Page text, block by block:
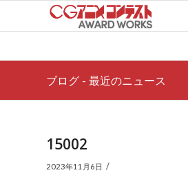
ブログ - 最近のニュース
15002
2023年11月6日 /